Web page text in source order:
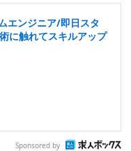
エンジニア/即日スタ
に触れてスキルアップ
Sponsored by